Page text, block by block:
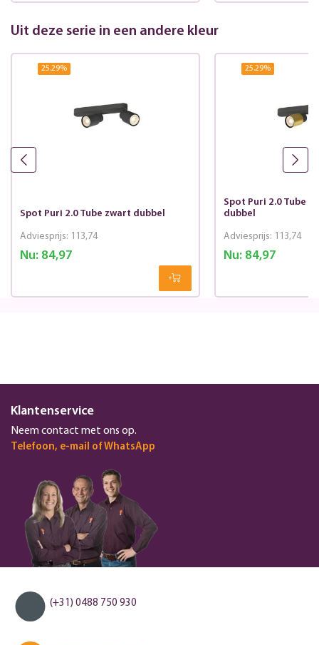
Uit deze serie in een andere kleur
25.29%
Spot Puri 2.0 Tube zwart dubbel
Nu:84,97
Adviesprijs: 113,74
25.29%
Spot Puri 2.0 Tube
dubbel
Nu:84,97
Adviesprijs: 113,74
Klantenservice
Neem contact met ons op.
Telefoon, e-mail of WhatsApp
(+31) 0488 750 930